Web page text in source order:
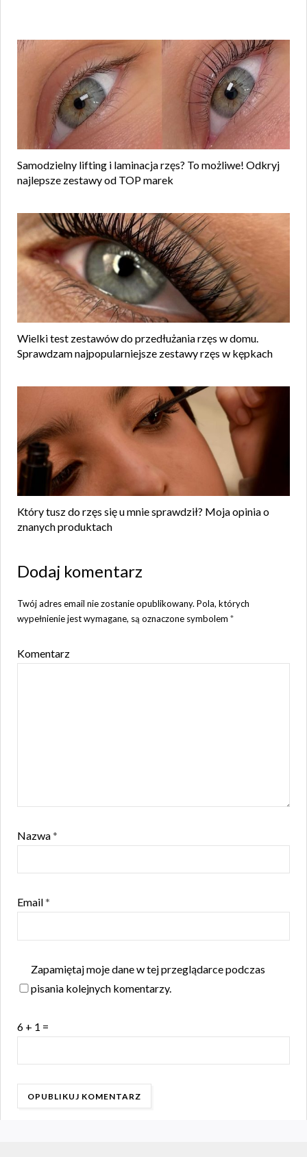
Samodzielny lifting i laminacja rzęs? To możliwe! Odkryj
najlepsze zestawy od TOP marek
Wielki test zestawów do przedłużania rzęs w domu.
Sprawdzam najpopularniejsze zestawy rzęs w kępkach
Który tusz do rzęs się u mnie sprawdził? Moja opinia o
znanych produktach
Dodaj komentarz
Twój adres email nie zostanie opublikowany. Pola, których
wypełnienie jest wymagane, są oznaczone symbolem *
Komentarz
Nazwa*
Email*
Zapamiętaj moje dane w tej przeglądarce podczas
pisania kolejnych komentarzy.
6 + 1 =